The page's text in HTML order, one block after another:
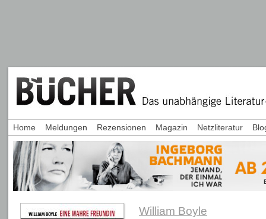
William Boyle
Home Meldungen Rezensionen Magazin Netzliteratur